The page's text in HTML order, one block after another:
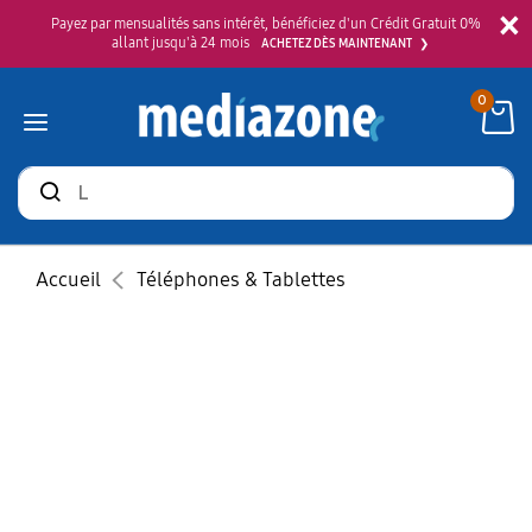
×
Payez par mensualités sans intérêt, bénéficiez d'un Crédit Gratuit 0%
allant jusqu'à 24 mois
ACHETEZ DÈS MAINTENANT
Rechercher
des
produits
0
Accueil Téléphones & Tablettes